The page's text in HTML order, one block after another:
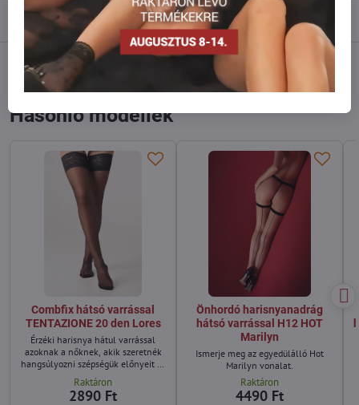
Fórum 0
Facebook Reddit LinkedIn WhatsApp
mail
Hasonló modellek
Combfix hátsó varrással
TENTAZIONE 20 den Lores
Érzéki harisnya hátul varrással
azoknak a nőknek, akik szeretnék
hangsúlyozni szépségük előnyeit és
... optikailag meghosszabbítani
lábukat.
Raktáron
2890 Ft
Önhordó harisnyanadrág
hátsó varrással H12 HOT
Marilyn
Ismerje meg az egyedülálló Hot
Marilyn vonalat.
Raktáron
4490 Ft